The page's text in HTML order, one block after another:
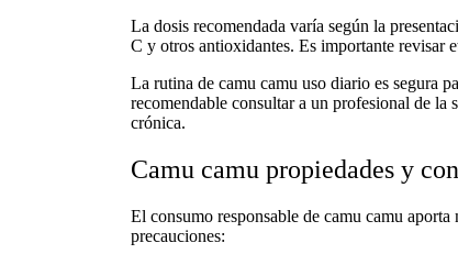
La dosis recomendada varía según la
C y otros antioxidantes. Es importante revisar
La rutina de camu camu uso diarioes segura
recomendable consultar a un profesional de la
crónica.
Camu camu propiedades y
El consumo responsable de camu camu
precauciones: